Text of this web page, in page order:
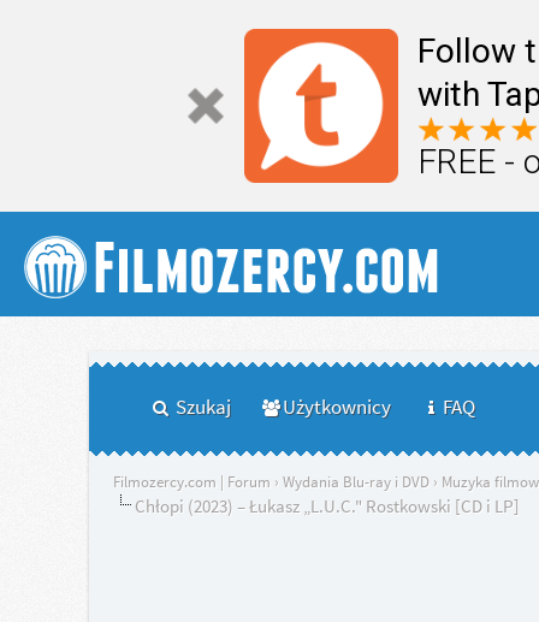
Follow
with
FREE -
Szukaj Użytkownicy FAQ
Filmozercy.com | Forum › Wydania Blu-ray i DVD› Muzyka
Chłopi (2023) – Łukasz „L.U.C." Rostkowski [CD i LP]